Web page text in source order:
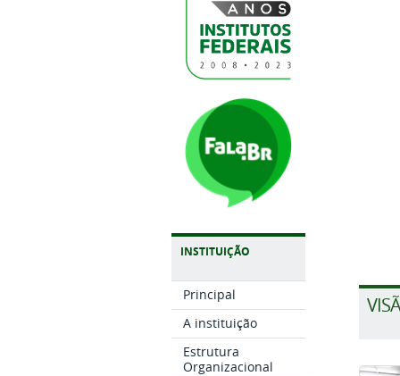
INSTITUIÇÃO
Principal
A instituição
Estrutura
Organizacional